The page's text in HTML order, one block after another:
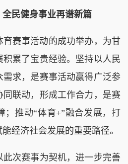
民健身事业再谱新篇
赛事活动的成功举办，为甘
累了宝贵经验。坚持以人民
求，是赛事活动赢得广泛参
联动，形成工作合力，是赛
；推动“体育+”融合发展，打
经济社会发展的重要路径。
次赛事为契机，进一步完善